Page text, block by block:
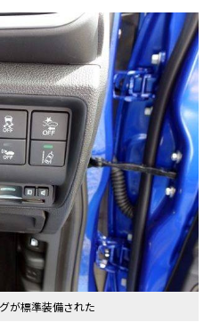
が標準装備された